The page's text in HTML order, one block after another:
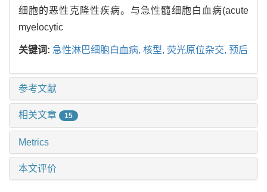
细胞的恶性克隆性疾病。与急性髓细胞白血病(acute
myelocytic
关键词: 急性淋巴细胞白血病, 核型, 荧光原位杂交, 预后
参考文献
相关文章 15
Metrics
本文评价